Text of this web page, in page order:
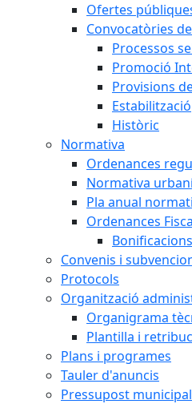
Ofertes
Convocatòries
Processos
Promoció
Provisions
Estabilització
Històric
Normativa
Ordenances
Normativa
Pla anual
Ordenances
Convenis i
Protocols
Organització
Organigrama
Plantilla i
Plans i programes
Tauler d'anuncis
Pressupost municipal